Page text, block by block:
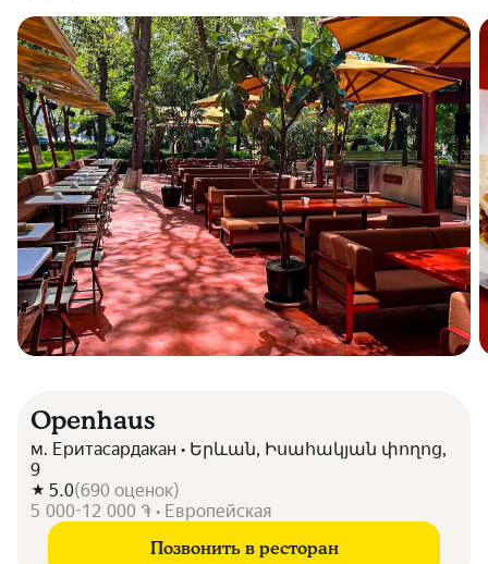
Openhaus
м. Еритасардакан • Երևան, Իսահակյան փողոց,
9
5.0(690 оценок)
5 000-12 000 ֏ • Европейская
Позвонить в ресторан